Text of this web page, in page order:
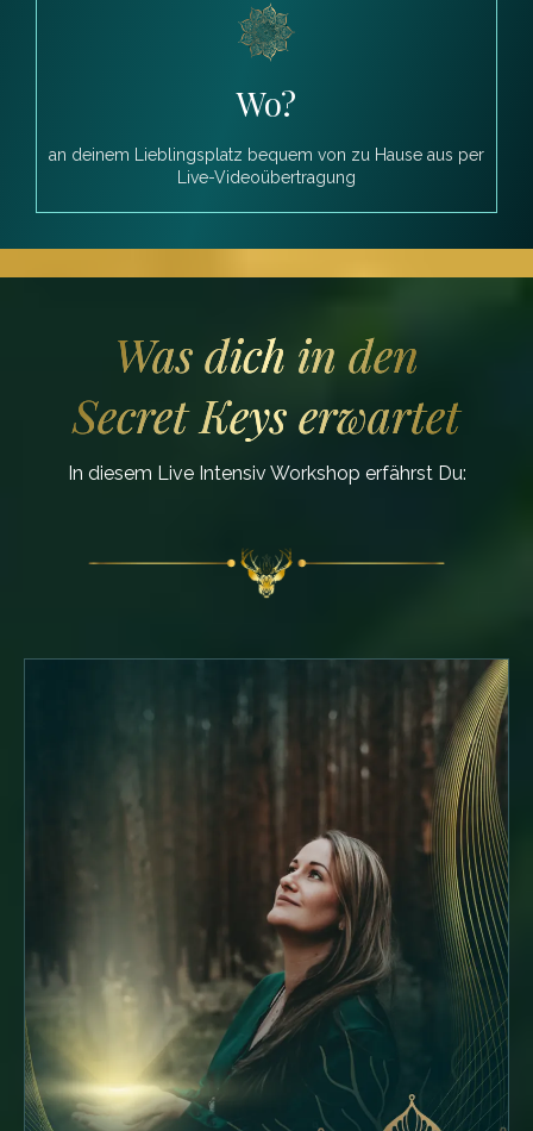
Wo?
an deinem Lieblingsplatz bequem von zu Hause aus per
Live-Videoübertragung
Was dich in den
Secret Keys erwartet
In diesem Live Intensiv Workshop erfährst Du: